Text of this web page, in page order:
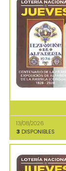
13/08/2026
3 DISPONIBLES